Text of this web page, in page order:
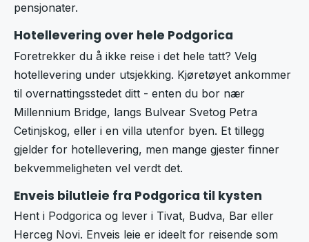
pensjonater.
Hotellevering over hele Podgorica
Foretrekker du å ikke reise i det hele tatt? Velg
hotellevering under utsjekking. Kjøretøyet ankommer
til overnattingsstedet ditt - enten du bor nær
Millennium Bridge, langs Bulvear Svetog Petra
Cetinjskog, eller i en villa utenfor byen. Et tillegg
gjelder for hotellevering, men mange gjester finner
bekvemmeligheten vel verdt det.
Enveis bilutleie fra Podgorica til kysten
Hent i Podgorica og lever i Tivat, Budva, Bar eller
Herceg Novi. Enveis leie er ideelt for reisende som